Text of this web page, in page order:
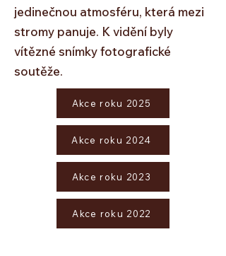
jedinečnou atmosféru, která mezi
stromy panuje. K vidění byly
vítězné snímky fotografické
soutěže.
Akce roku 2025
Akce roku 2024
Akce roku 2023
Akce roku 2022